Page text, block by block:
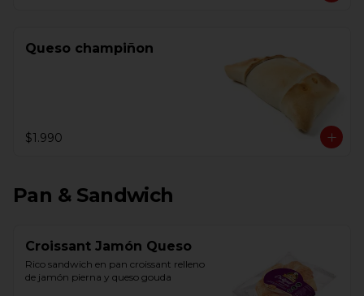
Queso champiñon
$1.990
Pan & Sandwich
Croissant Jamón Queso
Rico sandwich en pan croissant relleno
de jamón pierna y queso gouda